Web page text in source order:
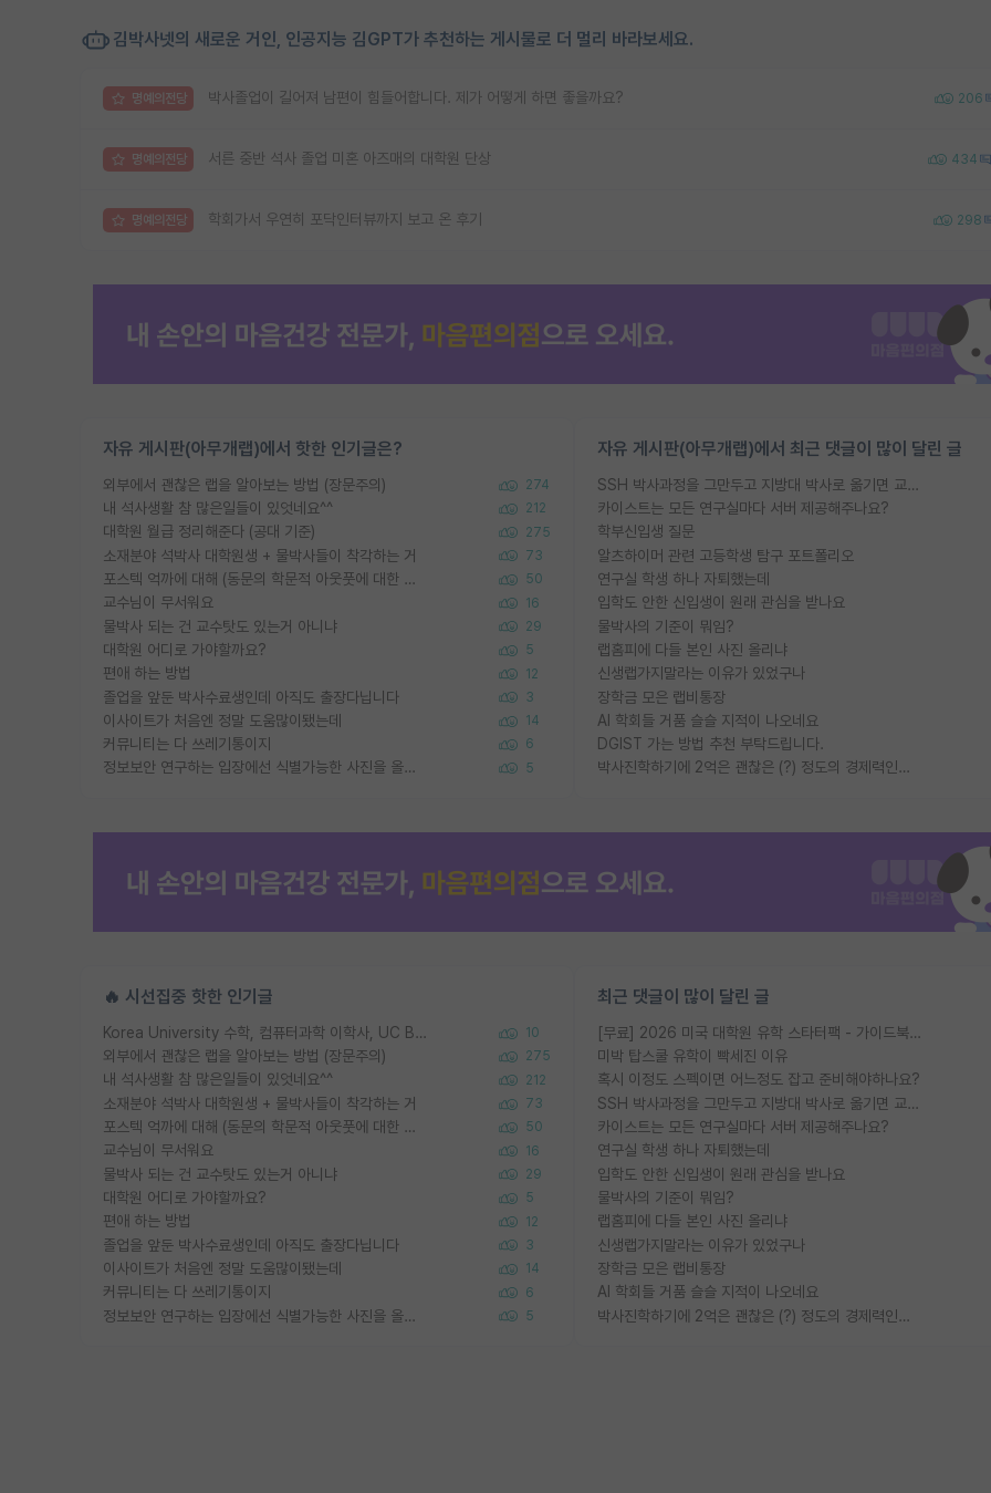
김박사넷의 새로운 거인, 인공지능 김GPT가 추천하는 게시물로 더 멀리 바라보세요.
명예의전당 박사졸업이 길어져 남편이 힘들어합니다. 제가 어떻게 하면 좋을까요? 206
명예의전당 서른 중반 석사 졸업 미혼 아즈매의 대학원 단상 434
명예의전당 학회가서 우연히 포닥인터뷰까지 보고 온 후기 298
자유 게시판(아무개랩)에서 핫한 인기글은?
외부에서 괜찮은 랩을 알아보는 방법 (장문주의) 274
내 석사생활 참 많은일들이 있엇네요^^ 212
대학원 월급 정리해준다 (공대 기준) 275
소재분야 석박사 대학원생 + 물박사들이 착각하는 거 73
포스텍 억까에 대해 (동문의 학문적 아웃풋에 대한 반박) 50
교수님이 무서워요 16
물박사 되는 건 교수탓도 있는거 아니냐 29
대학원 어디로 가야할까요? 5
편애 하는 방법 12
졸업을 앞둔 박사수료생인데 아직도 출장다닙니다 3
이사이트가 처음엔 정말 도움많이됐는데 14
커뮤니티는 다 쓰레기통이지 6
정보보안 연구하는 입장에선 식별가능한 사진을 올리는건 비추이긴함 5
자유 게시판(아무개랩)에서 최근 댓글이 많이 달린 글
SSH 박사과정을 그만두고 지방대 박사로 옮기면 교수의 꿈은 끝일까요?
카이스트는 모든 연구실마다 서버 제공해주나요?
학부신입생 질문
알츠하이머 관련 고등학생 탐구 포트폴리오
연구실 학생 하나 자퇴했는데
입학도 안한 신입생이 원래 관심을 받나요
물박사의 기준이 뭐임?
랩홈피에 다들 본인 사진 올리냐
신생랩가지말라는 이유가 있었구나
장학금 모은 랩비통장
AI 학회들 거품 슬슬 지적이 나오네요
DGIST 가는 방법 추천 부탁드립니다.
박사진학하기에 2억은 괜찮은 (?) 정도의 경제력인가요
🔥 시선집중 핫한 인기글
Korea University 수학, 컴퓨터과학 이학사, UC Berkeley 산업공학 대학원 공학박사가 되는 것은 쉽지 않겠죠? 10
외부에서 괜찮은 랩을 알아보는 방법 (장문주의) 275
내 석사생활 참 많은일들이 있엇네요^^ 212
소재분야 석박사 대학원생 + 물박사들이 착각하는 거 73
포스텍 억까에 대해 (동문의 학문적 아웃풋에 대한 반박) 50
교수님이 무서워요 16
물박사 되는 건 교수탓도 있는거 아니냐 29
대학원 어디로 가야할까요? 5
편애 하는 방법 12
졸업을 앞둔 박사수료생인데 아직도 출장다닙니다 3
이사이트가 처음엔 정말 도움많이됐는데 14
커뮤니티는 다 쓰레기통이지 6
정보보안 연구하는 입장에선 식별가능한 사진을 올리는건 비추이긴함 5
최근 댓글이 많이 달린 글
[무료] 2026 미국 대학원 유학 스타터팩 - 가이드북 & 합격자 컨택메일 템플릿
미박 탑스쿨 유학이 빡세진 이유
혹시 이정도 스펙이면 어느정도 잡고 준비해야하나요?
SSH 박사과정을 그만두고 지방대 박사로 옮기면 교수의 꿈은 끝일까요?
카이스트는 모든 연구실마다 서버 제공해주나요?
연구실 학생 하나 자퇴했는데
입학도 안한 신입생이 원래 관심을 받나요
물박사의 기준이 뭐임?
랩홈피에 다들 본인 사진 올리냐
신생랩가지말라는 이유가 있었구나
장학금 모은 랩비통장
AI 학회들 거품 슬슬 지적이 나오네요
박사진학하기에 2억은 괜찮은 (?) 정도의 경제력인가요